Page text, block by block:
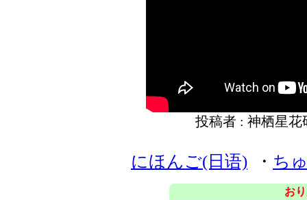
投稿者 : 神栖星
にほんご(日语) ・ ち
お